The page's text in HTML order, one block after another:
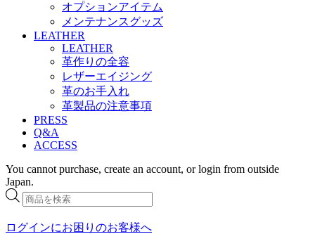
オプションアイテム
メンテナンスグッズ
LEATHER
LEATHER
革作りの全容
レザーエイジング
革のお手入れ
革製品の注意事項
PRESS
Q&A
ACCESS
You cannot purchase, create an account, or login from outside
Japan.
商
品
検
ログインにお困りのお客様へ